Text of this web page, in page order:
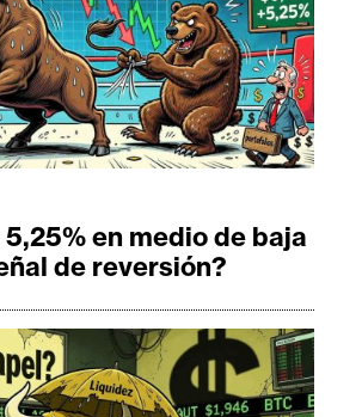
en medio de baja
de reversión?